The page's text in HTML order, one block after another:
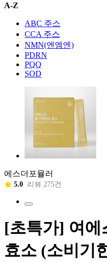
A-Z
ABC 주스
CCA 주스
NMN(엔엠엔)
PDRN
PQQ
SOD
에스더포뮬러
5.0 리뷰 275건
[초특가] 여에
효소 (소비기